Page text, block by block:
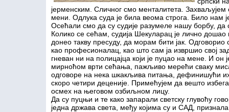
јерменским. Сличног смо менталитета.
мени. Одлука суда је била веома строга. Било нам
Осећали смо да су судије разумеле нашу борбу, да
Колико се сећам, судија Шекуларац је лично
донео такву пресуду, да морам бити јак.
као професионалац, као што сам ја извршио свој
гневан ни на полицајца који је пуцао на мене. И он
мирноћом врти сећања, пажљиво мерећи сваку
одговоре на нека шкакљива питања, дефинишући их
скоро четири деценије. Примећујем да вешто
осмех на његовом озбиљном лицу.
Да су пуцњи и те како запарали светску глувоћу
једна држава света, међу којима су и САД,